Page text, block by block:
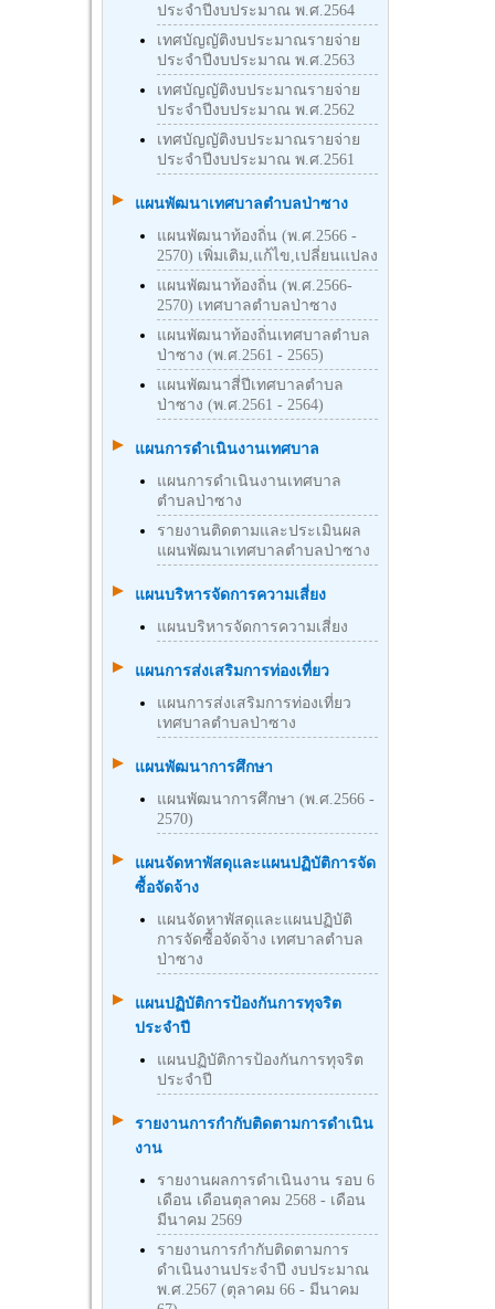
ประจำปีงบประมาณ พ.ศ.2564
เทศบัญญัติงบประมาณรายจ่าย
ประจำปีงบประมาณ พ.ศ.2563
เทศบัญญัติงบประมาณรายจ่าย
ประจำปีงบประมาณ พ.ศ.2562
เทศบัญญัติงบประมาณรายจ่าย
ประจำปีงบประมาณ พ.ศ.2561
แผนพัฒนาเทศบาลตำบลป่าซาง
แผนพัฒนาท้องถิ่น (พ.ศ.2566 -
2570) เพิ่มเติม,แก้ไข,เปลี่ยนแปลง
แผนพัฒนาท้องถิ่น (พ.ศ.2566-
2570) เทศบาลตำบลป่าซาง
แผนพัฒนาท้องถิ่นเทศบาลตำบล
ป่าซาง (พ.ศ.2561 - 2565)
แผนพัฒนาสี่ปีเทศบาลตำบล
ป่าซาง (พ.ศ.2561 - 2564)
แผนการดำเนินงานเทศบาล
แผนการดำเนินงานเทศบาล
ตำบลป่าซาง
รายงานติดตามและประเมินผล
แผนพัฒนาเทศบาลตำบลป่าซาง
แผนบริหารจัดการความเสี่ยง
แผนบริหารจัดการความเสี่ยง
แผนการส่งเสริมการท่องเที่ยว
แผนการส่งเสริมการท่องเที่ยว
เทศบาลตำบลป่าซาง
แผนพัฒนาการศึกษา
แผนพัฒนาการศึกษา (พ.ศ.2566 -
2570)
แผนจัดหาพัสดุและแผนปฏิบัติการจัด
ซื้อจัดจ้าง
แผนจัดหาพัสดุและแผนปฏิบัติ
การจัดซื้อจัดจ้าง เทศบาลตำบล
ป่าซาง
แผนปฏิบัติการป้องกันการทุจริต
ประจำปี
แผนปฏิบัติการป้องกันการทุจริต
ประจำปี
รายงานการกำกับติดตามการดำเนิน
งาน
รายงานผลการดำเนินงาน รอบ 6
เดือน เดือนตุลาคม 2568 - เดือน
มีนาคม 2569
รายงานการกำกับติดตามการ
ดำเนินงานประจำปี งบประมาณ
พ.ศ.2567 (ตุลาคม 66 - มีนาคม